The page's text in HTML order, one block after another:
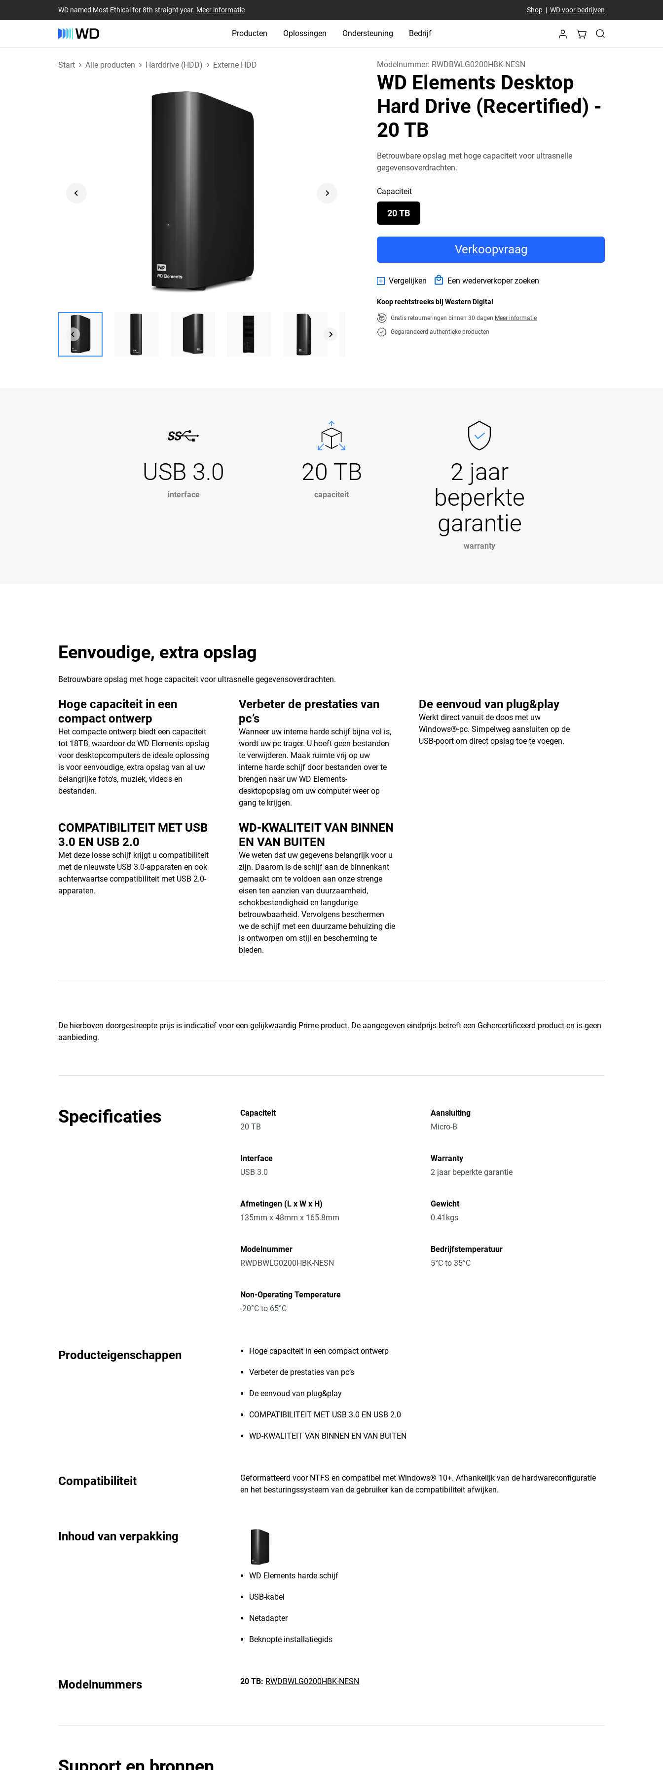
WD named Most Ethical for 8th straight year. Meer informatie Shop| WD voor bedrijven
Producten Oplossingen Ondersteuning Bedrijf
Start Alle producten Harddrive (HDD) Externe HDD Modelnummer: RWDBWLG0200HBK-NESN
WD Elements Desktop
Hard Drive (Recertified) -
20 TB
Betrouwbare opslag met hoge capaciteit voor ultrasnelle
gegevensoverdrachten.
Capaciteit
20 TB
Verkoopvraag
Vergelijken Een wederverkoper zoeken
Koop rechtstreeks bij Western Digital
Gratis retourneringen binnen 30 dagen Meer informatie
Gegarandeerd authentieke producten
USB 3.0
interface
20 TB
capaciteit
2 jaar
beperkte
garantie
warranty
Eenvoudige, extra opslag
Betrouwbare opslag met hoge capaciteit voor ultrasnelle gegevensoverdrachten.
Hoge capaciteit in een
compact ontwerp
Het compacte ontwerp biedt een capaciteit
tot 18TB, waardoor de WD Elements opslag
voor desktopcomputers de ideale oplossing
is voor eenvoudige, extra opslag van al uw
belangrijke foto's, muziek, video's en
bestanden.
Verbeter de prestaties van
pc’s
Wanneer uw interne harde schijf bijna vol is,
wordt uw pc trager. U hoeft geen bestanden
te verwijderen. Maak ruimte vrij op uw
interne harde schijf door bestanden over te
brengen naar uw WD Elements-
desktopopslag om uw computer weer op
gang te krijgen.
De eenvoud van plug&play
Werkt direct vanuit de doos met uw
Windows®-pc. Simpelweg aansluiten op de
USB-poort om direct opslag toe te voegen.
COMPATIBILITEIT MET USB
3.0 EN USB 2.0
Met deze losse schijf krijgt u compatibiliteit
met de nieuwste USB 3.0-apparaten en ook
achterwaartse compatibiliteit met USB 2.0-
apparaten.
WD-KWALITEIT VAN BINNEN
EN VAN BUITEN
We weten dat uw gegevens belangrijk voor u
zijn. Daarom is de schijf aan de binnenkant
gemaakt om te voldoen aan onze strenge
eisen ten aanzien van duurzaamheid,
schokbestendigheid en langdurige
betrouwbaarheid. Vervolgens beschermen
we de schijf met een duurzame behuizing die
is ontworpen om stijl en bescherming te
bieden.
De hierboven doorgestreepte prijs is indicatief voor een gelijkwaardig Prime-product. De aangegeven eindprijs betreft een Gehercertificeerd product en is geen
aanbieding.
Specificaties
Capaciteit
20 TB
Aansluiting
Micro-B
Interface
USB 3.0
Warranty
2 jaar beperkte garantie
Afmetingen (L x W x H)
135mm x 48mm x 165.8mm
Gewicht
0.41kgs
Modelnummer
RWDBWLG0200HBK-NESN
Bedrijfstemperatuur
5°C to 35°C
Non-Operating Temperature
-20°C to 65°C
Producteigenschappen Hoge capaciteit in een compact ontwerp
Verbeter de prestaties van pc’s
De eenvoud van plug&play
COMPATIBILITEIT MET USB 3.0 EN USB 2.0
WD-KWALITEIT VAN BINNEN EN VAN BUITEN
Compatibiliteit
Geformatteerd voor NTFS en compatibel met Windows® 10+. Afhankelijk van de hardwareconfiguratie
en het besturingssysteem van de gebruiker kan de compatibiliteit afwijken.
Inhoud van verpakking
WD Elements harde schijf
USB-kabel
Netadapter
Beknopte installatiegids
Modelnummers 20 TB: RWDBWLG0200HBK-NESN